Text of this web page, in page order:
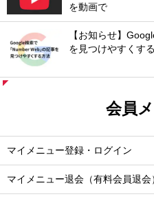
を動画で
【お知らせ】
を見つけやすくす
会員
マイメニュー登録・ログイン
マイメニュー退会（有料会員退会